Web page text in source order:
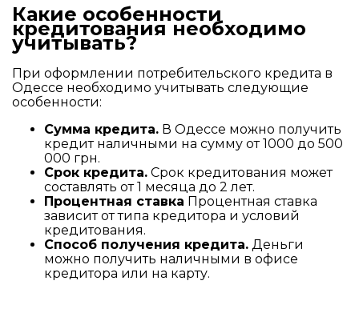
Какие особенности
кредитования необходимо
учитывать?
При оформлении потребительского кредита в
Одессе необходимо учитывать следующие
особенности:
Сумма кредита. В Одессе можно получить
кредит наличными на сумму от 1000 до 500
000 грн.
Срок кредита. Срок кредитования может
составлять от 1 месяца до 2 лет.
Процентная ставка Процентная ставка
зависит от типа кредитора и условий
кредитования.
Способ получения кредита. Деньги
можно получить наличными в офисе
кредитора или на карту.